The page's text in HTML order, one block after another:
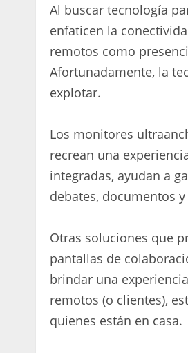
Al buscar tecnología
enfaticen la
remotos como
Afortunadamente, la
explotar.
Los monitores
recrean una
integradas, ayudan a
debates, documentos
Otras soluciones que
pantallas de
brindar una
remotos (o clientes),
quienes están en casa.